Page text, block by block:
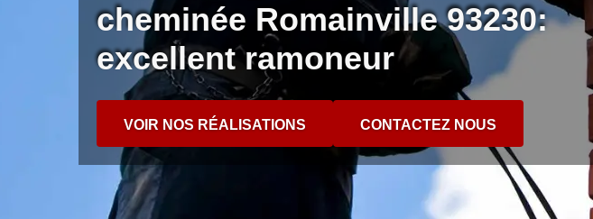
cheminée Romainville 93230:
excellent ramoneur
VOIR NOS RÉALISATIONS CONTACTEZ NOUS